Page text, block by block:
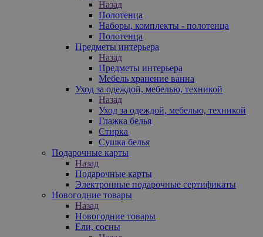
Назад
Полотенца
Наборы, комплекты - полотенца
Полотенца
Предметы интерьера
Назад
Предметы интерьера
Мебель хранение ванна
Уход за одеждой, мебелью, техникой
Назад
Уход за одеждой, мебелью, техникой
Глажка белья
Стирка
Сушка белья
Подарочные карты
Назад
Подарочные карты
Электронные подарочные сертификаты
Новогодние товары
Назад
Новогодние товары
Ели, сосны